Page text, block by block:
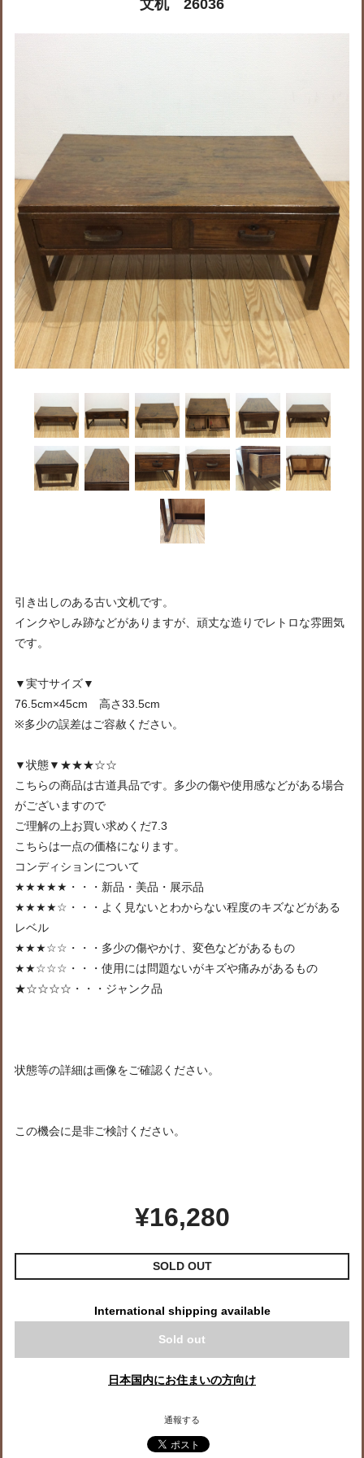
文机 26036
引き出しのある古い文机です。
インクやしみ跡などがありますが、頑丈な造りでレトロな雰囲気
です。
▼実寸サイズ▼
76.5cm×45cm 高さ33.5cm
※多少の誤差はご容赦ください。
▼状態▼★★★☆☆
こちらの商品は古道具品です。多少の傷や使用感などがある場合
がございますので
ご理解の上お買い求めくだ7.3
こちらは一点の価格になります。
コンディションについて
★★★★★・・・新品・美品・展示品
★★★★☆・・・よく見ないとわからない程度のキズなどがある
レベル
★★★☆☆・・・多少の傷やかけ、変色などがあるもの
★★☆☆☆・・・使用には問題ないがキズや痛みがあるもの
★☆☆☆☆・・・ジャンク品
状態等の詳細は画像をご確認ください。
この機会に是非ご検討ください。
¥16,280
SOLD OUT
International shipping available
Sold out
日本国内にお住まいの方向け
通報する